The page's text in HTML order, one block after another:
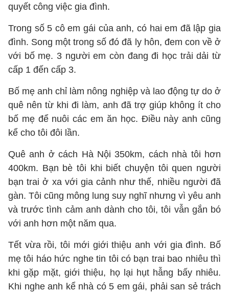
quyết công việc gia đình.
Trong số 5 cô em gái của anh, có hai em đã lập gia
đình. Song một trong số đó đã ly hôn, đem con về ở
với bố mẹ. 3 người em còn đang đi học trải dải từ
cấp 1 đến cấp 3.
Bố mẹ anh chỉ làm nông nghiệp và lao động tự do ở
quê nên từ khi đi làm, anh đã trợ giúp không ít cho
bố mẹ để nuôi các em ăn học. Điều này anh cũng
kể cho tôi đôi lần.
Quê anh ở cách Hà Nội 350km, cách nhà tôi hơn
400km. Bạn bè tôi khi biết chuyện tôi quen người
bạn trai ở xa với gia cảnh như thế, nhiều người đã
gàn. Tôi cũng mông lung suy nghĩ nhưng vì yêu anh
và trước tình cảm anh dành cho tôi, tôi vẫn gắn bó
với anh hơn một năm qua.
Tết vừa rồi, tôi mới giới thiệu anh với gia đình. Bố
mẹ tôi háo hức nghe tin tôi có bạn trai bao nhiêu thì
khi gặp mặt, giới thiệu, họ lại hụt hẫng bấy nhiêu.
Khi nghe anh kể nhà có 5 em gái, phải san sẻ trách